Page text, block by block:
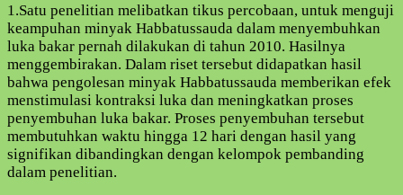
1.Satu penelitian melibatkan tikus percobaan, untuk menguji
keampuhan minyak Habbatussauda dalam menyembuhkan
luka bakar pernah dilakukan di tahun 2010. Hasilnya
menggembirakan. Dalam riset tersebut didapatkan hasil
bahwa pengolesan minyak Habbatussauda memberikan efek
menstimulasi kontraksi luka dan meningkatkan proses
penyembuhan luka bakar. Proses penyembuhan tersebut
membutuhkan waktu hingga 12 hari dengan hasil yang
signifikan dibandingkan dengan kelompok pembanding
dalam penelitian.